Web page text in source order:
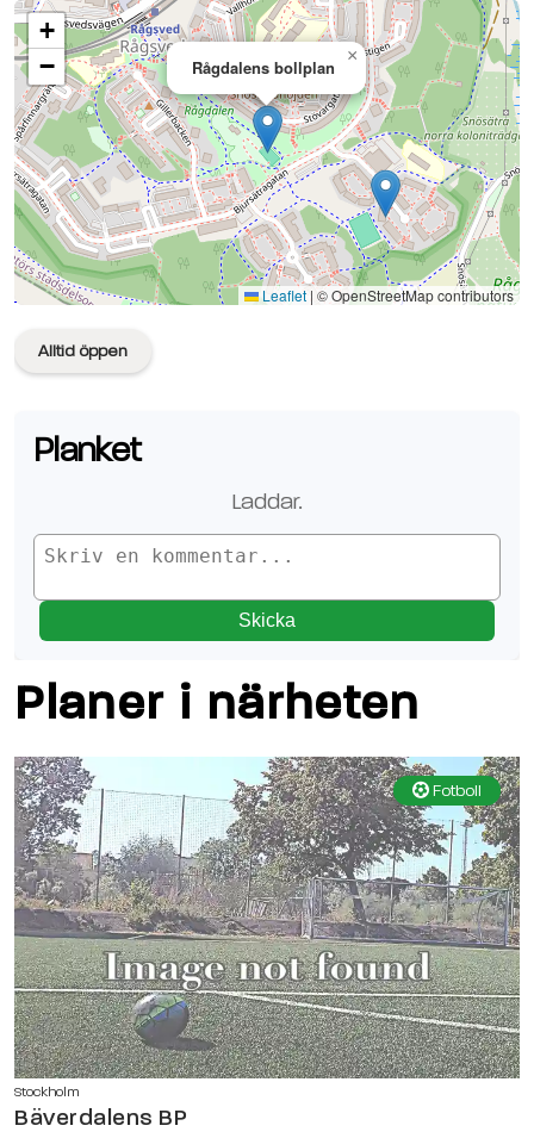
Rågdalens bollplan
×
+
−
Leaflet | © OpenStreetMap contributors
Se planen på Google Maps
Alltid öppen
Planket
Laddar..
Skicka
Planer i närheten
Fotboll
Stockholm
Bäverdalens BP